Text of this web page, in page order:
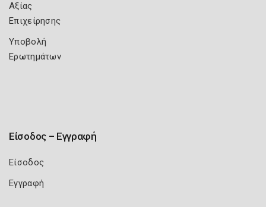
Αξίας
Επιχείρησης
Υποβολή
Ερωτημάτων
Είσοδος – Εγγραφή
Είσοδος
Εγγραφή